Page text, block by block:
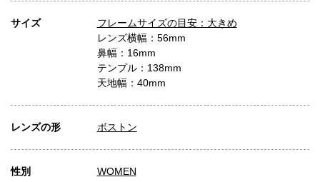
サイズ
フレームサイズの目安：大きめ
レンズ横幅：56mm
鼻幅：16mm
テンプル：138mm
天地幅：40mm
レンズの形 ボストン
性別 WOMEN